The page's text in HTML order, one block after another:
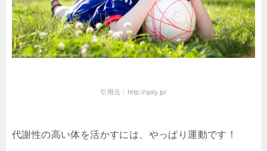
引用元：http://qoly.jp/
代謝性の高い体を活かすには、やっぱり運動です！